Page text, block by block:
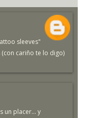
sleeves"
cariño te lo digo)
un placer... y